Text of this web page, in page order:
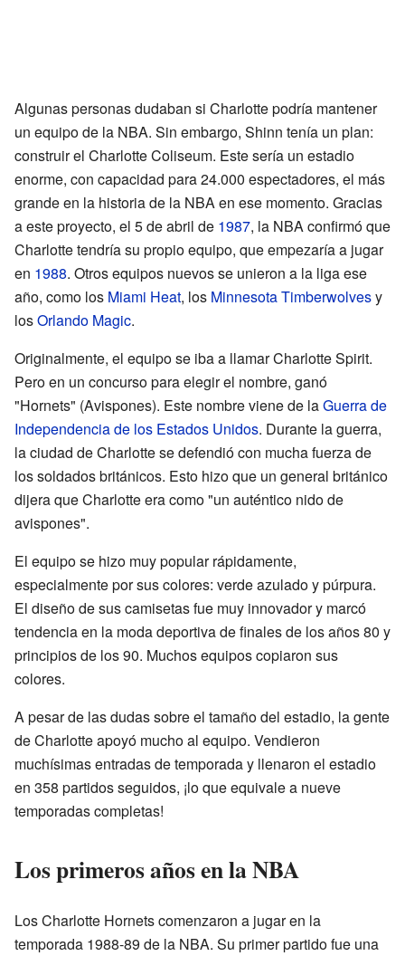
Algunas personas dudaban si Charlotte podría mantener
un equipo de la NBA. Sin embargo, Shinn tenía un plan:
construir el Charlotte Coliseum. Este sería un estadio
enorme, con capacidad para 24.000 espectadores, el más
grande en la historia de la NBA en ese momento. Gracias
a este proyecto, el 5 de abril de 1987, la NBA confirmó que
Charlotte tendría su propio equipo, que empezaría a jugar
en 1988. Otros equipos nuevos se unieron a la liga ese
año, como los Miami Heat, los Minnesota Timberwolvesy
losOrlando Magic.
Originalmente, el equipo se iba a llamar Charlotte Spirit.
Pero en un concurso para elegir el nombre, ganó
"Hornets" (Avispones). Este nombre viene de laGuerra de
Independencia de los Estados Unidos. Durante la guerra,
la ciudad de Charlotte se defendió con mucha fuerza de
los soldados británicos. Esto hizo que un general británico
dijera que Charlotte era como "un auténtico nido de
avispones".
El equipo se hizo muy popular rápidamente,
especialmente por sus colores: verde azulado y púrpura.
El diseño de sus camisetas fue muy innovador y marcó
tendencia en la moda deportiva de finales de los años 80 y
principios de los 90. Muchos equipos copiaron sus
colores.
A pesar de las dudas sobre el tamaño del estadio, la gente
de Charlotte apoyó mucho al equipo. Vendieron
muchísimas entradas de temporada y llenaron el estadio
en 358 partidos seguidos, ¡lo que equivale a nueve
temporadas completas!
Los primeros años en la NBA
Los Charlotte Hornets comenzaron a jugar en la
temporada 1988-89 de la NBA. Su primer partido fue una